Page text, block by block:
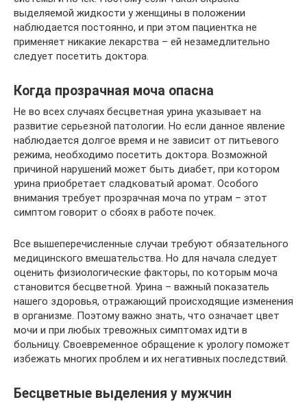
выделяемой жидкости у женщины в положении
наблюдается постоянно, и при этом пациентка не
применяет никакие лекарства – ей незамедлительно
следует посетить доктора.
Когда прозрачная моча опасна
Не во всех случаях бесцветная урина указывает на
развитие серьезной патологии. Но если данное явление
наблюдается долгое время и не зависит от питьевого
режима, необходимо посетить доктора. Возможной
причиной нарушений может быть диабет, при котором
урина приобретает сладковатый аромат. Особого
внимания требует прозрачная моча по утрам – этот
симптом говорит о сбоях в работе почек.
Все вышеперечисленные случаи требуют обязательного
медицинского вмешательства. Но для начала следует
оценить физиологические факторы, по которым моча
становится бесцветной. Урина – важный показатель
нашего здоровья, отражающий происходящие изменения
в организме. Поэтому важно знать, что означает цвет
мочи и при любых тревожных симптомах идти в
больницу. Своевременное обращение к урологу поможет
избежать многих проблем и их негативных последствий.
Бесцветные выделения у мужчин